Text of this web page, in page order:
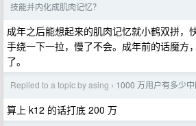
技能并内化成肌肉记忆？
成年之后能想起来的肌肉记忆就小鹤双拼，
手绕一下一拉，慢了不会。成年前的话魔方
了。
Replied to a topic by asing › 1000 万用户有多少中
算上 k12 的话打底 200 万